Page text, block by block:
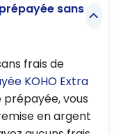
sans
frais de
KOHO Extra
vous
en argent